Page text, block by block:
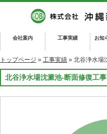
会社案内 工事実績 お知
トップページ » 工事実績 » 北谷浄水場
北谷浄水場沈澱池-断面修復工事